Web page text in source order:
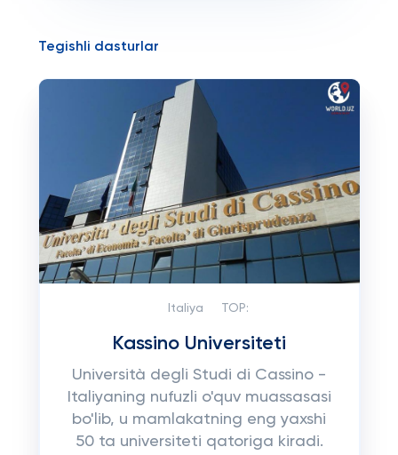
Tegishli dasturlar
Italiya TOP:
Kassino Universiteti
Università degli Studi di Cassino -
Italiyaning nufuzli o'quv muassasasi
bo'lib, u mamlakatning eng yaxshi
50 ta universiteti qatoriga kiradi.